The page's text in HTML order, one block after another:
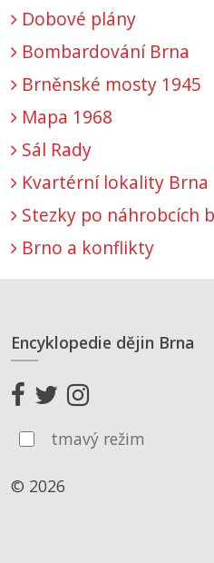
Dobové plány
Bombardování Brna
Brněnské mosty 1945
Mapa 1968
Sál Rady
Kvartérní lokality Brna
Stezky po náhrobcích
Brno a konflikty
Encyklopedie dějin Brna
tmavý režim
© 2026